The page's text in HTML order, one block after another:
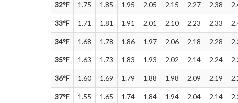
32°F 1.75 1.85 1.95 2.05 2.15 2.27 2.38
33°F 1.71 1.81 1.91 2.01 2.10 2.23 2.33
34°F 1.68 1.78 1.86 1.97 2.06 2.18 2.28
35°F 1.63 1.73 1.83 1.93 2.02 2.14 2.24
36°F 1.60 1.69 1.79 1.88 1.98 2.09 2.19
37°F 1.55 1.65 1.74 1.84 1.94 2.04 2.14